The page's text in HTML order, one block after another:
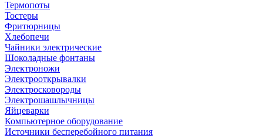
Термопоты
Тостеры
Фритюрницы
Хлебопечи
Чайники электрические
Шоколадные фонтаны
Электроножи
Электрооткрывалки
Электросковороды
Электрошашлычницы
Яйцеварки
Компьютерное оборудование
Источники бесперебойного питания